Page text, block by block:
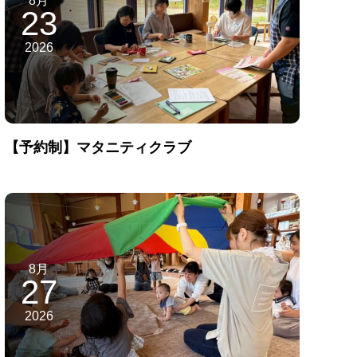
23
2026
【予約制】マタニティクラブ
8月
27
2026